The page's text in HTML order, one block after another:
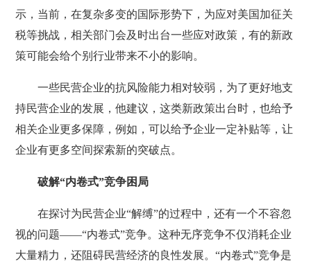
示，当前，在复杂多变的国际形势下，为应对美国加征关
税等挑战，相关部门会及时出台一些应对政策，有的新政
策可能会给个别行业带来不小的影响。
一些民营企业的抗风险能力相对较弱，为了更好地支
持民营企业的发展，他建议，这类新政策出台时，也给予
相关企业更多保障，例如，可以给予企业一定补贴等，让
企业有更多空间探索新的突破点。
破解“内卷式”竞争困局
在探讨为民营企业“解缚”的过程中，还有一个不容忽
视的问题——“内卷式”竞争。这种无序竞争不仅消耗企业
大量精力，还阻碍民营经济的良性发展。“内卷式”竞争是